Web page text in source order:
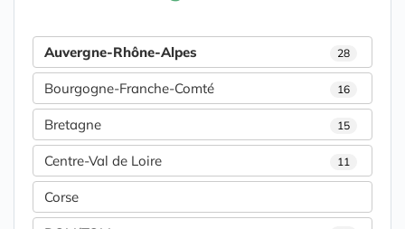
Auvergne-Rhône-Alpes 28
Bourgogne-Franche-Comté 16
Bretagne 15
Centre-Val de Loire 11
Corse